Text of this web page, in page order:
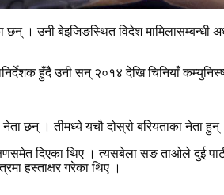
उनी बेइजिङस्थित विदेश मामिलासम्बन्धी
हुँदै उनी सन् २०१४ देखि चिनियाँ
छन् । तीमध्ये यचौ दोस्रो बरियताका नेता
दिएका थिए । त्यसबेला सङ ताओले दुई
हस्ताक्षर गरेका थिए ।